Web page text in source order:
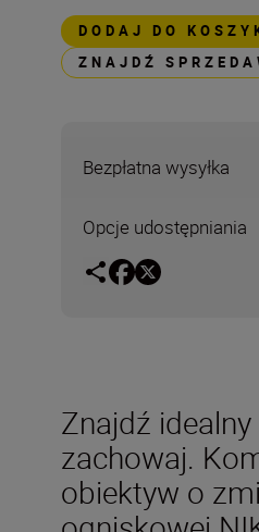
DODAJ DO
ZNAJDŹ
Bezpłatna wysyłka
Opcje udostępniania
Znajdź
zachowaj.
obiektyw o